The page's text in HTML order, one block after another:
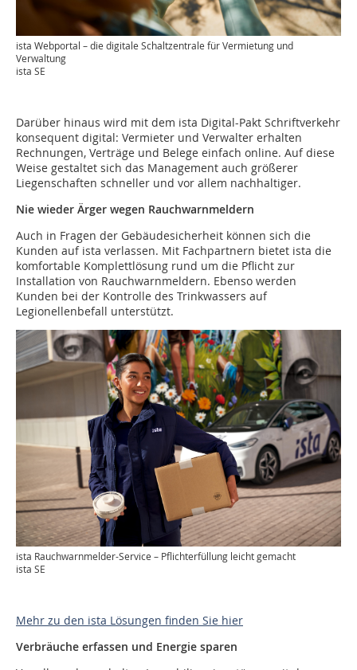
ista Webportal – die digitale Schaltzentrale für Vermietung und
Verwaltung
ista SE
Darüber hinaus wird mit dem ista Digital-Pakt Schriftverkehr
konsequent digital: Vermieter und Verwalter erhalten
Rechnungen, Verträge und Belege einfach online. Auf diese
Weise gestaltet sich das Management auch größerer
Liegenschaften schneller und vor allem nachhaltiger.
Nie wieder Ärger wegen Rauchwarnmeldern
Auch in Fragen der Gebäudesicherheit können sich die
Kunden auf ista verlassen. Mit Fachpartnern bietet ista die
komfortable Komplettlösung rund um die Pflicht zur
Installation von Rauchwarnmeldern. Ebenso werden
Kunden bei der Kontrolle des Trinkwassers auf
Legionellenbefall unterstützt.
ista Rauchwarnmelder-Service – Pflichterfüllung leicht gemacht
ista SE
Mehr zu den ista Lösungen finden Sie hier
Verbräuche erfassen und Energie sparen
» Wichtige News aus der